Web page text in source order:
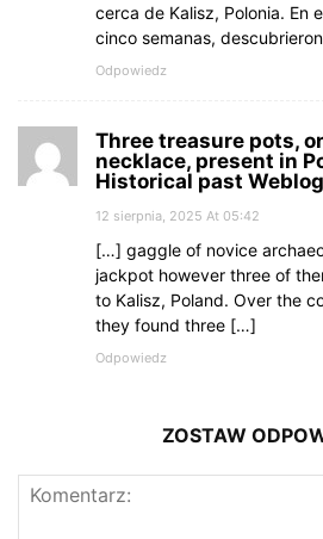
cerca de Kalisz, Polonia. En
cinco semanas,
Odpowiedz
Three treasure pots,
necklace, present in
Historical past
12 sierpnia, 2025 At 05:42
[…] gaggle of novice
jackpot however three of
to Kalisz, Poland. Over the
they found three […]
Odpowiedz
ZOSTAW